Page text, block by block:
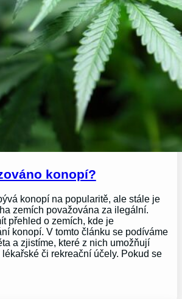
konopí?
konopí na popularitě, ale stále je
zemích považována za ilegální.
přehled o zemích, kde je
konopí. V tomto článku se podíváme
a zjistíme, které z nich umožňují
či rekreační účely. Pokud se